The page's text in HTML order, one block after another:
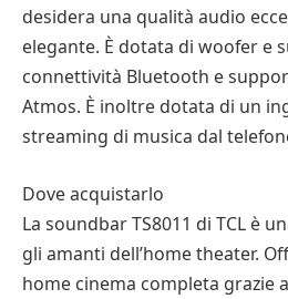
desidera una qualità audio
elegante. È dotata di woofer e
connettività Bluetooth e
Atmos. È inoltre dotata di un
streaming di musica dal
Dove acquistarlo
La soundbar TS8011 di TCL è
gli amanti dell’home theater.
home cinema completa grazie